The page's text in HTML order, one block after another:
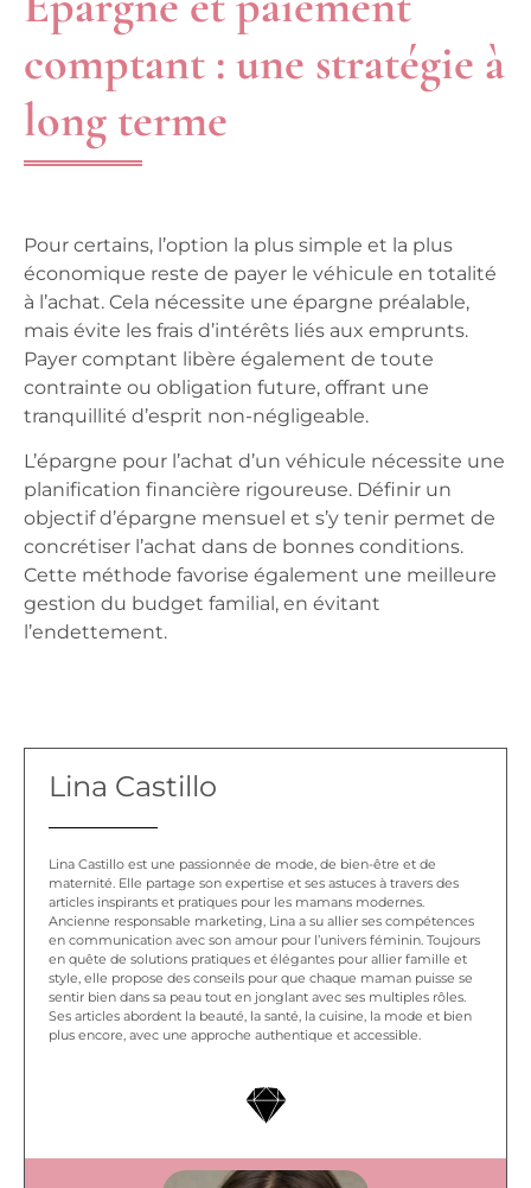
comptant : une stratégie à
long terme
Pour certains, l’option la plus simple et la plus
économique reste de payer le véhicule en totalité
à l’achat. Cela nécessite une épargne préalable,
mais évite les frais d’intérêts liés aux emprunts.
Payer comptant libère également de toute
contrainte ou obligation future, offrant une
tranquillité d’esprit non-négligeable.
L’épargne pour l’achat d’un véhicule nécessite une
planification financière rigoureuse. Définir un
objectif d’épargne mensuel et s’y tenir permet de
concrétiser l’achat dans de bonnes conditions.
Cette méthode favorise également une meilleure
gestion du budget familial, en évitant
l’endettement.
Lina Castillo
Lina Castillo est une passionnée de mode, de bien-être et de
maternité. Elle partage son expertise et ses astuces à travers des
articles inspirants et pratiques pour les mamans modernes.
Ancienne responsable marketing, Lina a su allier ses compétences
en communication avec son amour pour l’univers féminin. Toujours
en quête de solutions pratiques et élégantes pour allier famille et
style, elle propose des conseils pour que chaque maman puisse se
sentir bien dans sa peau tout en jonglant avec ses multiples rôles.
Ses articles abordent la beauté, la santé, la cuisine, la mode et bien
plus encore, avec une approche authentique et accessible.